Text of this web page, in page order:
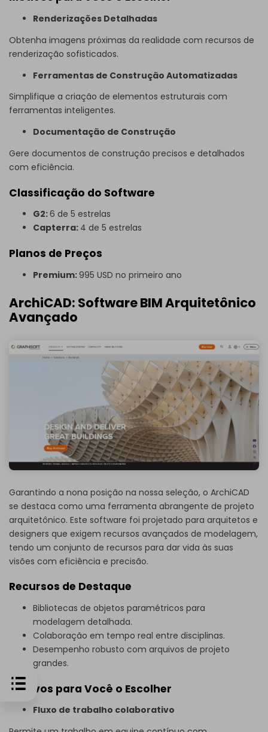
Renderizações Detalhadas
Obtenha imagens próximas da realidade com recursos de
renderização sofisticados.
Ferramentas de Construção Automatizadas
Simplifique a criação de elementos estruturais com
ferramentas inteligentes.
Documentação de Construção
Gere documentos de construção precisos e detalhados
com eficiência.
Classificação do Software
G2:6 de 5 estrelas
Capterra: 4 de 5 estrelas
Planos de Preços
Premium:995 USD no primeiro ano
ArchiCAD: Software BIM Arquitetônico
Avançado
Garantindo a nona posição na nossa seleção, o ArchiCAD
se destaca como uma ferramenta abrangente de projeto
arquitetônico. Este software foi projetado para arquitetos e
designers que exigem recursos avançados de modelagem,
tendo um conjunto de recursos para dar vida às suas
visões com eficiência e precisão.
Recursos de Destaque
Bibliotecas de objetos paramétricos para
modelagem detalhada.
Colaboração em tempo real entre disciplinas.
Desempenho robusto com arquivos de projeto
grandes.
Motivos para Você o Escolher
Fluxo de trabalho colaborativo